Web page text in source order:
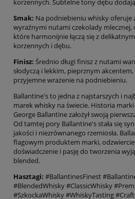
korzennych. Subtelne tony dębu dodają
Smak: Na podniebieniu whisky oferuje
wyraźnymi nutami czekolady mlecznej,
które harmonijnie łączą się z
korzennych i dębu.
Finisz: Średnio długi finisz z nutami
słodyczą i lekkim, pieprznym
przyjemne wrażenie na podniebieniu.
Ballantine's to jedna z najstarszych i
marek whisky na świecie. Historia
George Ballantine założył swoją
Od tamtej pory Ballantine's stała się
jakości i niezrównanego rzemiosła.
flagowym produktem marki,
doświadczenie i pasję do tworzenia
blended.
Hasztagi: #BallantinesFinest
#BlendedWhisky #ClassicWhisky
#SzkockaWhisky #WhiskyTasting